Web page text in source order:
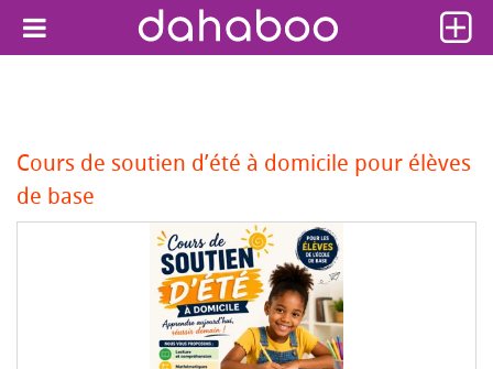
Cours de soutien d’été à domicile pour élèves
de base